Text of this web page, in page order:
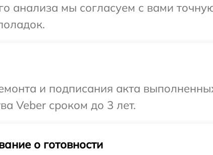
анализа мы согласуем с вами
и подписания акта
Veber сроком до 3 лет.
о готовности